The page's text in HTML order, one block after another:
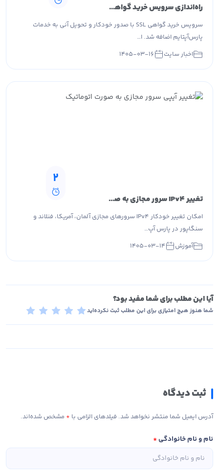
راه‌اندازی سرویس خرید گواهی SSL در پارس‌آپتایم با تحویل آنی
سرویس خرید گواهی SSL با صدور خودکار و تحویل آنی به خدمات
پارس‌آپتایم اضافه شد. ا…
اخبار سایت
۱۴۰۵-۰۳-۱۶
2
تغییر IPv4 سرور مجازی به صورت خودکار در پارس آپتایم
امکان تغییر خودکار IPv4 سرورهای مجازی آلمان، آمریکا، فنلاند و
سنگاپور در پارس آپ…
آموزش
۱۴۰۵-۰۳-۱۴
آیا این مطلب برای شما مفید بود؟
شما هنوز هیچ امتیازی برای این مطلب ثبت نکرده‌اید
ثبت دیدگاه
آدرس ایمیل شما منتشر نخواهد شد. فیلدهای الزامی با * مشخص شده‌اند.
نام و نام خانوادگی*